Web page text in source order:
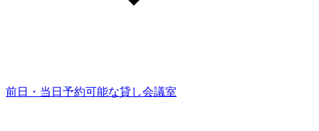
前日・当日予約可能な貸し会議室